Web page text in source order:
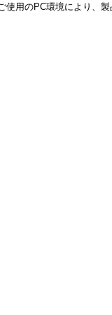
使用のPC環境により、製